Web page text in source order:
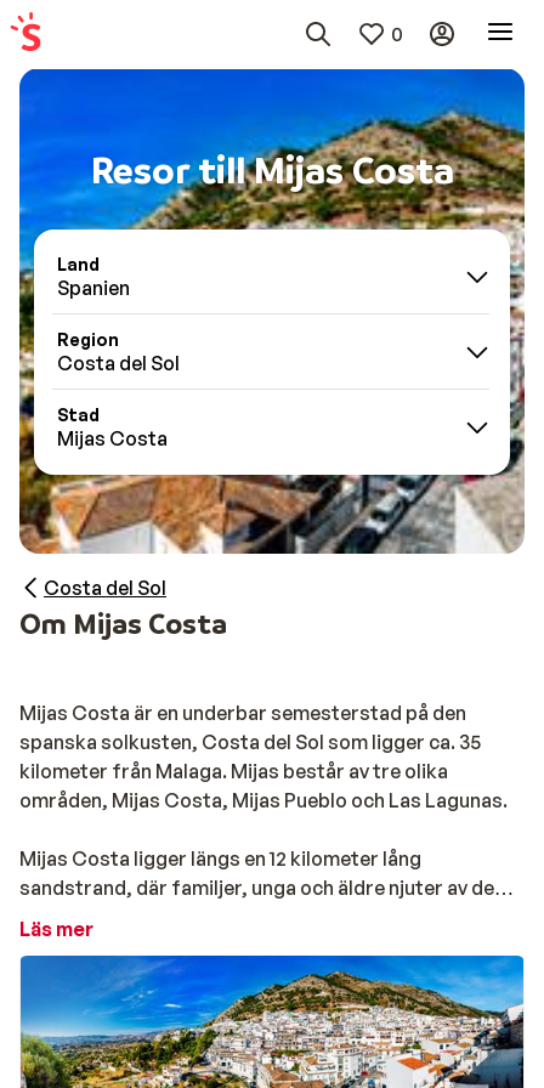
0
Resor till Mijas Costa
Land
Spanien
Region
Costa del Sol
Stad
Mijas Costa
Costa del Sol
Om Mijas Costa
Mijas Costa är en underbar semesterstad på den
spanska solkusten, Costa del Sol som ligger ca. 35
kilometer från Malaga. Mijas består av tre olika
områden, Mijas Costa, Mijas Pueblo och Las Lagunas.
Mijas Costa ligger längs en 12 kilometer lång
sandstrand, där familjer, unga och äldre njuter av de
långa soliga dagarna på Costa del Sol. Här hittar du
Du Kan även hyra solstolar och paraplyer, söker du lite
fart och äventyr finns det dessutom många
vattensporter.
Läs mer